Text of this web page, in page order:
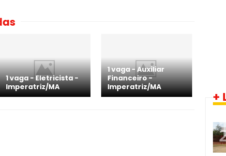
1 vaga - Eletricista -
Imperatriz/MA
1 vaga - Auxiliar
Financeiro -
Imperatriz/MA
+